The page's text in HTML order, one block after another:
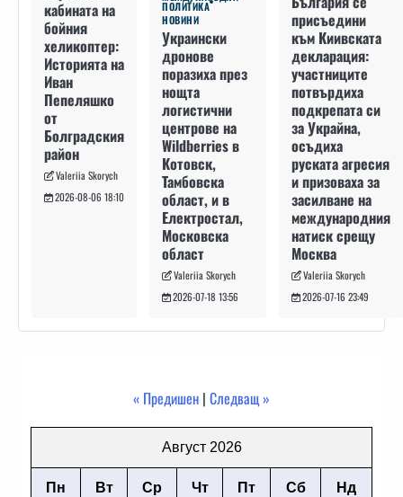
кабината на
бойния
хеликоптер:
Историята на
Иван
Пепеляшко
от
Болградския
район
Valeriia Skorych
2026-08-06 18:10
ПОЛИТИКА
НОВИНИ
Украински
дронове
поразиха през
нощта
логистични
центрове на
Wildberries в
Котовск,
Тамбовска
област, и в
Електростал,
Московска
област
Valeriia Skorych
2026-07-18 13:56
присъедини
към Киивската
декларация:
участниците
потвърдиха
подкрепата си
за Украйна,
осъдиха
руската агресия
и призоваха за
засилване на
международния
натиск срещу
Москва
Valeriia Skorych
2026-07-16 23:49
« Предишен | Следващ »
Август 2026
Пн Вт Ср Чт Пт Сб Нд